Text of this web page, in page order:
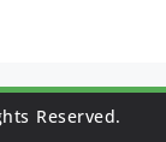
Reserved.